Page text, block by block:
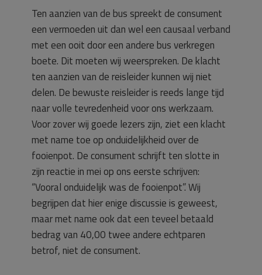
Ten aanzien van de bus spreekt de consument
een vermoeden uit dan wel een causaal verband
met een ooit door een andere bus verkregen
boete. Dit moeten wij weerspreken. De klacht
ten aanzien van de reisleider kunnen wij niet
delen. De bewuste reisleider is reeds lange tijd
naar volle tevredenheid voor ons werkzaam.
Voor zover wij goede lezers zijn, ziet een klacht
met name toe op onduidelijkheid over de
fooienpot. De consument schrijft ten slotte in
zijn reactie in mei op ons eerste schrijven:
“Vooral onduidelijk was de fooienpot”. Wij
begrijpen dat hier enige discussie is geweest,
maar met name ook dat een teveel betaald
bedrag van 40,00 twee andere echtparen
betrof, niet de consument.